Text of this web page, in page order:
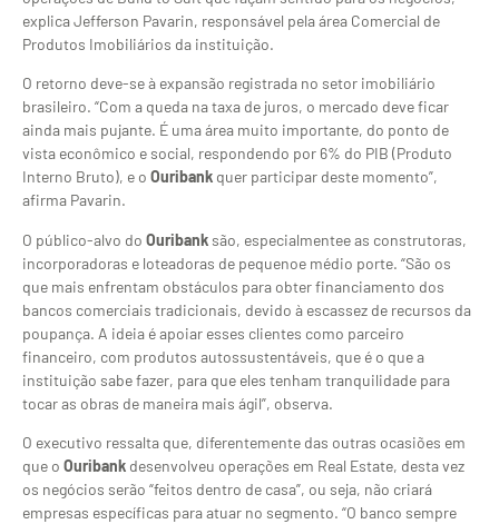
explica Jefferson Pavarin, responsável pela área Comercial de
Produtos Imobiliários da instituição.
O retorno deve-se à expansão registrada no setor imobiliário
brasileiro. “Com a queda na taxa de juros, o mercado deve ficar
ainda mais pujante. É uma área muito importante, do ponto de
vista econômico e social, respondendo por 6% do PIB (Produto
Interno Bruto), e o Ouribank quer participar deste momento”,
afirma Pavarin.
O público-alvo do Ouribank são, especialmentee as construtoras,
incorporadoras e loteadoras de pequenoe médio porte. “São os
que mais enfrentam obstáculos para obter financiamento dos
bancos comerciais tradicionais, devido à escassez de recursos da
poupança. A ideia é apoiar esses clientes como parceiro
financeiro, com produtos autossustentáveis, que é o que a
instituição sabe fazer, para que eles tenham tranquilidade para
tocar as obras de maneira mais ágil”, observa.
O executivo ressalta que, diferentemente das outras ocasiões em
que o Ouribank desenvolveu operações em Real Estate, desta vez
os negócios serão “feitos dentro de casa”, ou seja, não criará
empresas específicas para atuar no segmento. “O banco sempre